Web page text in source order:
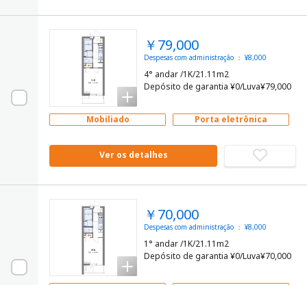
￥79,000
Despesas com administração ： ¥8,000
4° andar /1K/21.11m2
Depósito de garantia ¥0/Luva¥79,000
Mobiliado Porta eletrônica
Ver os detalhes
￥70,000
Despesas com administração ： ¥8,000
1° andar /1K/21.11m2
Depósito de garantia ¥0/Luva¥70,000